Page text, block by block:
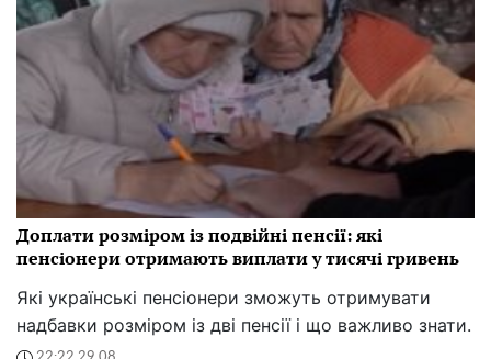
Доплати розміром із подвійні пенсії: які
пенсіонери отримають виплати у тисячі гривень
Які українські пенсіонери зможуть отримувати
надбавки розміром із дві пенсії і що важливо знати.